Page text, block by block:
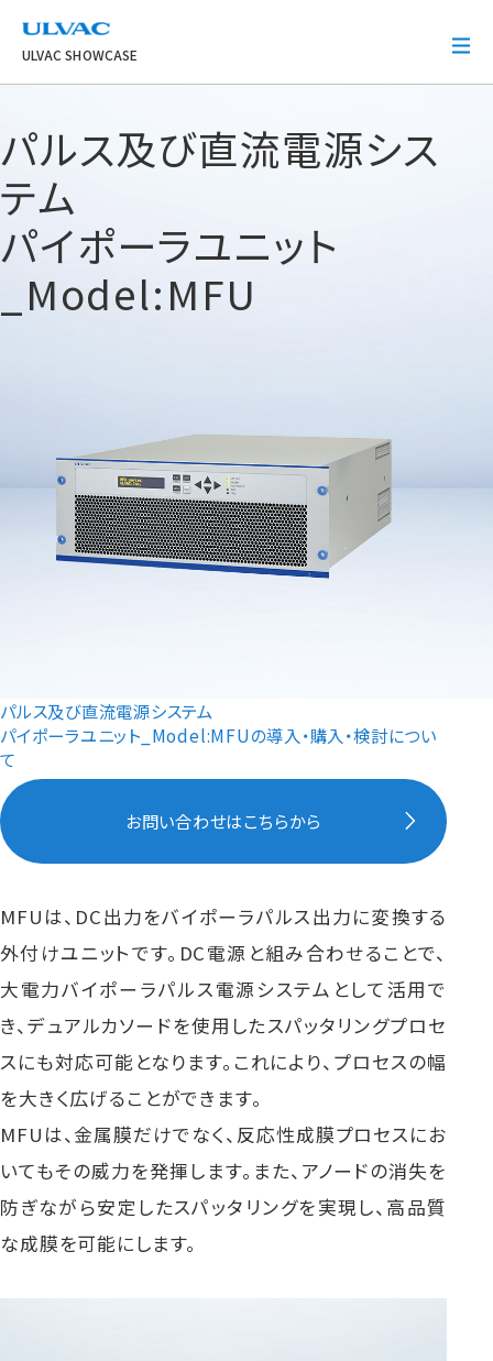
ULVAC
ULVAC SHOWCASE
パルス及び直流電源シス
テム
パイポーラユニット
_Model:MFU
パルス及び直流電源システム
パイポーラユニット_Model:MFUの導入・購入・検討につい
て
お問い合わせはこちらから
MFUは、DC出力をバイポーラパルス出力に変換する
外付けユニットです。DC電源と組み合わせることで、
大電力バイポーラパルス電源システムとして活用で
き、デュアルカソードを使用したスパッタリングプロセ
スにも対応可能となります。これにより、プロセスの幅
を大きく広げることができます。
MFUは、金属膜だけでなく、反応性成膜プロセスにお
いてもその威力を発揮します。また、アノードの消失を
防ぎながら安定したスパッタリングを実現し、高品質
な成膜を可能にします。